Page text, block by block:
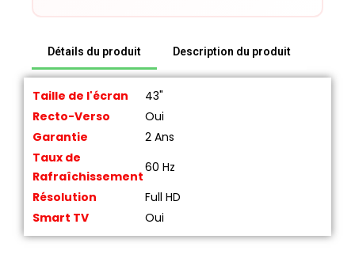
Détails du produit Description du produit
Taille de l'écran
43"
Recto-Verso
Oui
Garantie
2 Ans
Taux de
Rafraîchissement
60 Hz
Résolution
Full HD
Smart TV
Oui